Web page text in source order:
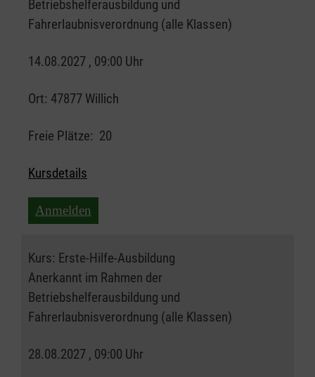
Betriebshelferausbildung und
Fahrerlaubnisverordnung (alle Klassen)
14.08.2027 , 09:00 Uhr
Ort: 47877 Willich
Freie Plätze: 20
Kursdetails
Anmelden
Kurs: Erste-Hilfe-Ausbildung
Anerkannt im Rahmen der
Betriebshelferausbildung und
Fahrerlaubnisverordnung (alle Klassen)
28.08.2027 , 09:00 Uhr